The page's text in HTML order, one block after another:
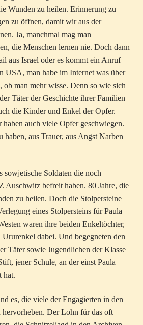
Wunden zu heilen. Erinnerung zu
zu öffnen, damit wir aus der
Ja, manchmal mag man
die Menschen lernen nie. Doch dann
aus Israel oder es kommt ein Anruf
USA, man habe im Internet was über
ob man mehr wisse. Denn so wie sich
Täter der Geschichte ihrer Familien
die Kinder und Enkel der Opfer.
auch viele Opfer geschwiegen.
haben, aus Trauer, aus Angst Narben
sowjetische Soldaten die noch
Auschwitz befreit haben. 80 Jahre, die
zu heilen. Doch die Stolpersteine
eines Stolpersteins für Paula
waren ihre beiden Enkeltöchter,
dabei. Und begegneten den
Täter sowie Jugendlichen der Klasse
jener Schule, an der einst Paula
hat.
es, die viele der Engagierten in den
Der Lohn für das oft